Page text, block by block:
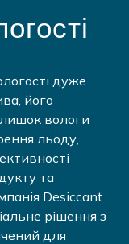
дуже
його
вологи
льоду,
та
Desiccant
рішення з
для